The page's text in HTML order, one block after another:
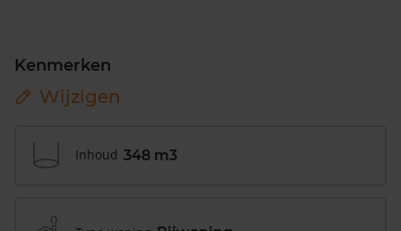
Kenmerken
Wijzigen
Inhoud 348 m3